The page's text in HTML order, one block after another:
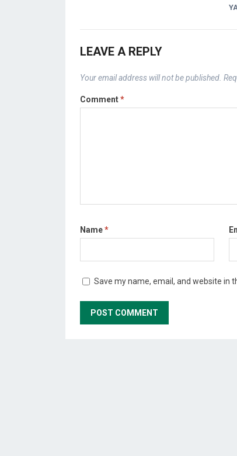
LEAVE A REPLY
Your email address will not be published.
Comment*
Name*
Save my name, email, and website in